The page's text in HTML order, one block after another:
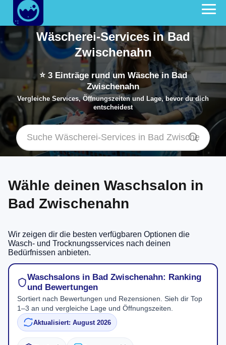
Wäscherei-Services in Bad
Zwischenahn
⭐ 3Einträge rund um Wäsche in Bad
Zwischenahn
Vergleiche Services, Öffnungszeiten und Lage, bevor du dich
entscheidest
Wähle deinen Waschsalon in
Bad Zwischenahn
Wir zeigen dir die besten verfügbaren Optionen die
Wasch- und Trocknungsservices nach deinen
Bedürfnissen anbieten.
Waschsalons in Bad Zwischenahn: Ranking
und Bewertungen
Sortiert nach Bewertungen und Rezensionen. Sieh dir Top
1–3 an und vergleiche Lage und Öffnungszeiten.
Aktualisiert: August 2026